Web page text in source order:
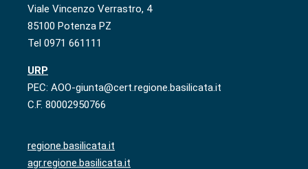
Viale Vincenzo Verrastro, 4
85100 Potenza PZ
Tel 0971 661111
URP
PEC: AOO-giunta@cert.regione.basilicata.it
C.F. 80002950766
regione.basilicata.it
agr.regione.basilicata.it